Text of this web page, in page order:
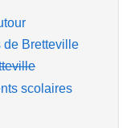
de Bretteville
scolaires